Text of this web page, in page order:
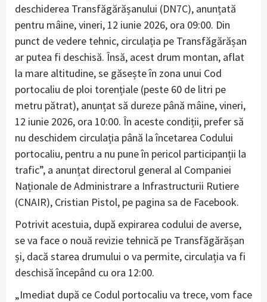
deschiderea Transfăgărășanului (DN7C), anunțată
pentru mâine, vineri, 12 iunie 2026, ora 09:00. Din
punct de vedere tehnic, circulația pe Transfăgărășan
ar putea fi deschisă. Însă, acest drum montan, aflat
la mare altitudine, se găsește în zona unui Cod
portocaliu de ploi torențiale (peste 60 de litri pe
metru pătrat), anunțat să dureze până mâine, vineri,
12 iunie 2026, ora 10:00. În aceste condiții, prefer să
nu deschidem circulația până la încetarea Codului
portocaliu, pentru a nu pune în pericol participanții la
trafic”, a anunțat directorul general al Companiei
Naționale de Administrare a Infrastructurii Rutiere
(CNAIR), Cristian Pistol, pe pagina sa de Facebook.
Potrivit acestuia, după expirarea codului de averse,
se va face o nouă revizie tehnică pe Transfăgărășan
și, dacă starea drumului o va permite, circulația va fi
deschisă începând cu ora 12:00.
„Imediat după ce Codul portocaliu va trece, vom face